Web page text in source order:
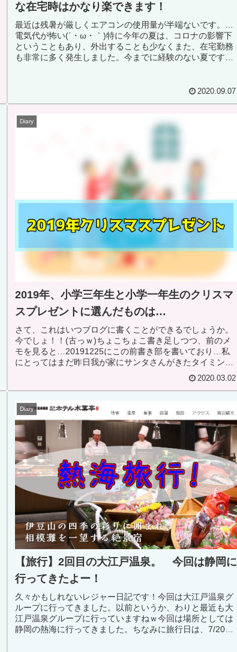
な在宅時はかなり楽できます！
最近は残暑が厳しくエアコンの使用量が半端ないです。…
電気代が怖い(´・ω・｀)特に今年の夏は、コロナの影響下
ということもあり、外出することも少なくまた、在宅勤務
も非常に多く発生しました。今までに経験のない夏です
2020.09.07
Diary
2019年、小学三年生と小学一年生のクリスマ
スプレゼントに選んだものは…
さて、これはいつブログに書くことができるでしょうか。
今でしょ！！(古っｗ)ちょこちょこ書き足しつつ、前のメ
モを見ると…20191225にこの前書き部を書いており…私
にとってはまだ昨日我が家にサンタさんがきたタイミング
2020.03.02
Diary
【旅行】2回目の大江戸温泉。 今回は静岡に
行ってきたよー！
久々かもしれないレジャー日記です！今回は大江戸温泉グ
ループに行ってきました。以前というか、わりと最近も大
江戸温泉グループに行っていますねｗ今回は場所としては
静岡の熱海に行ってきました。ちなみに旅行日は、7/20で